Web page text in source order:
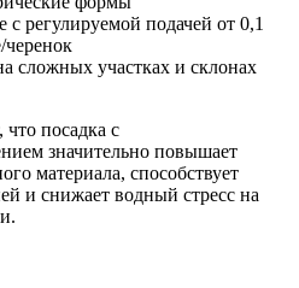
регулируемой подачей от 0,1
черенок
сложных участках и склонах
посадка с
значительно повышает
материала, способствует
и снижает водный стресс на